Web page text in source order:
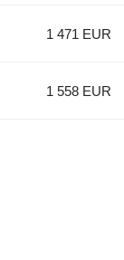
1 471 EUR
1 558 EUR